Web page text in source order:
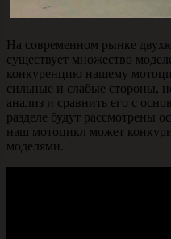
На современном рынке
существует множество
конкуренцию нашему
сильные и слабые стороны,
анализ и сравнить его с
разделе будут рассмотрены
наш мотоцикл может
моделями.